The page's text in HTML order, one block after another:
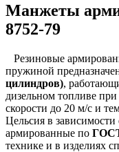
Манжеты
8752-79
Резиновые
пружиной
цилиндров),
дизельном топливе
скорости до 20 м/с и
Цельсия в
армированные по
технике и в изделиях